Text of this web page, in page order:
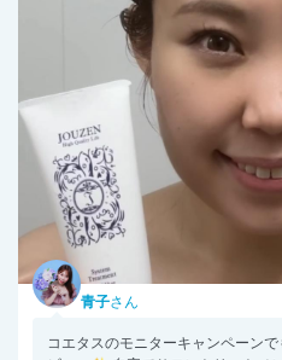
青子さん
コエタスのモニターキャンペーン